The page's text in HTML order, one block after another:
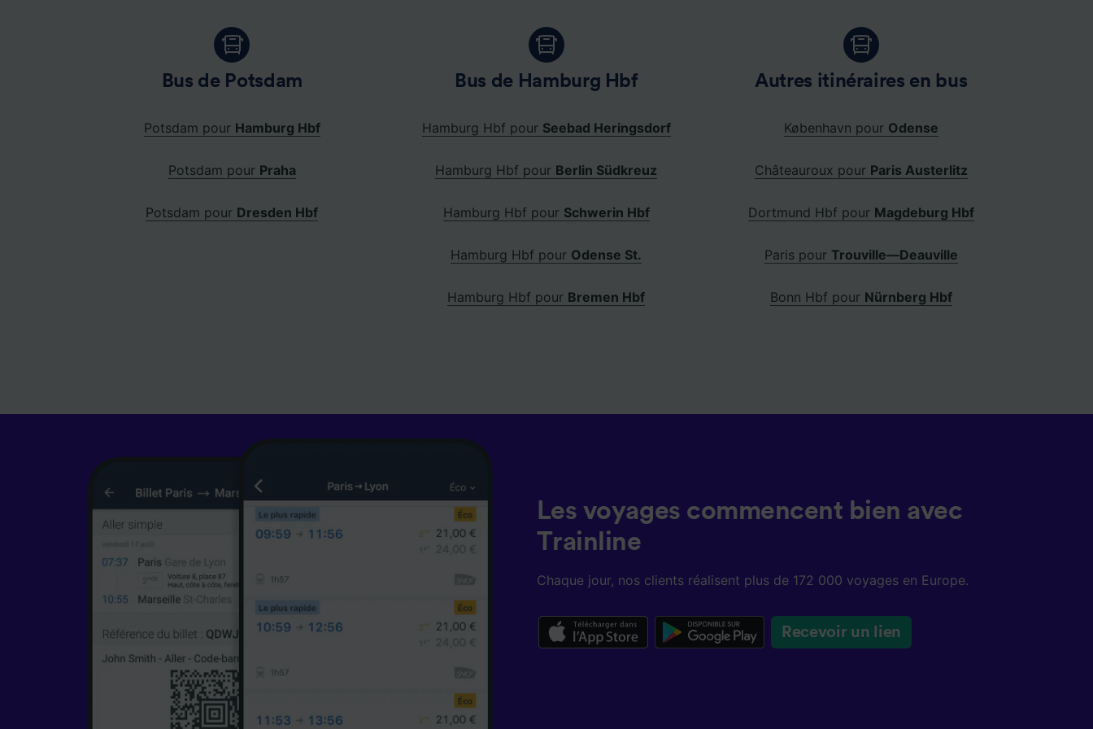
Bus de Potsdam
Potsdam pour Hamburg Hbf
Potsdam pour Praha
Potsdam pour Dresden Hbf
Bus de Hamburg Hbf
Hamburg Hbf pour Seebad Heringsdorf
Hamburg Hbf pour Berlin Südkreuz
Hamburg Hbf pour Schwerin Hbf
Hamburg Hbf pour Odense St.
Hamburg Hbf pour Bremen Hbf
Autres itinéraires en bus
København pour Odense
Châteauroux pour Paris Austerlitz
Dortmund Hbf pour Magdeburg Hbf
Paris pour Trouville—Deauville
Bonn Hbf pour Nürnberg Hbf
Les voyages commencent bien avec
Trainline
Chaque jour, nos clients réalisent plus de 172 000 voyages en Europe.
Recevoir un lien